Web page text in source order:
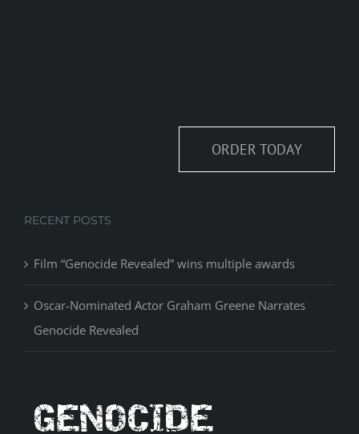
ORDER TODAY
RECENT POSTS
Film “Genocide Revealed” wins multiple awards
Oscar-Nominated Actor Graham Greene Narrates
Genocide Revealed